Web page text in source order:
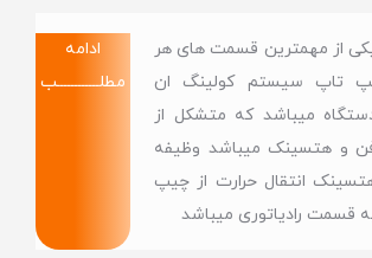
از مهمترین قسمت های هر
تاپ سیستم کولینگ ان
میباشد که متشکل از
و هتسینک میباشد وظیفه
انتقال حرارت از چیپ
قسمت رادیاتوری میباشد
ادامه
مطلــــــــــــب